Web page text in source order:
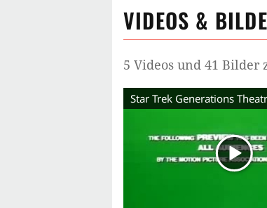
VIDEOS &
5 Videos und 41